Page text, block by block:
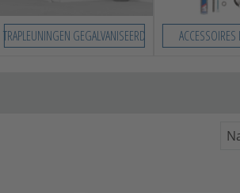
TRAPLEUNINGEN GEGALVANISEERD